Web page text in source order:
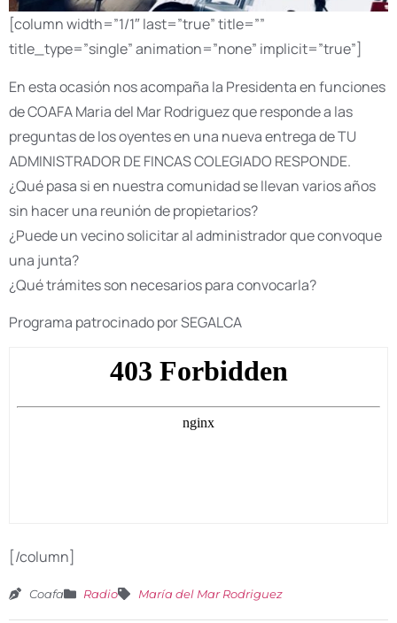
[column width=”1/1″ last=”true” title=””
title_type=”single” animation=”none” implicit=”true”]
En esta ocasión nos acompaña la Presidenta en funciones
de COAFA Maria del Mar Rodriguez que responde a las
preguntas de los oyentes en una nueva entrega de TU
ADMINISTRADOR DE FINCAS COLEGIADO RESPONDE.
¿Qué pasa si en nuestra comunidad se llevan varios años
sin hacer una reunión de propietarios?
¿Puede un vecino solicitar al administrador que convoque
una junta?
¿Qué trámites son necesarios para convocarla?
Programa patrocinado por SEGALCA
[/column]
Coafa Radio María del Mar Rodriguez